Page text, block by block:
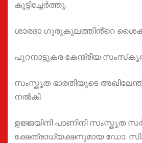
കൂട്ടിച്ചേർത്തു.
ശാരദാ ഗുരുകുലത്തിൻ്റെ
പുറനാട്ടുകര കേന്ദ്രീയ
സംസ്കൃത ഭാരതിയുടെ
നൽകി.
ഉജ്ജയിനി പാണിനി സംസ്കൃത
ക്ഷേത്രാധ്യക്ഷനുമായ ഡോ.